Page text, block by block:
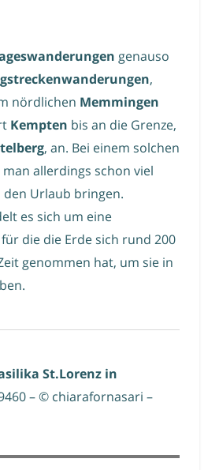
genauso
,
nördlichen Memmingen
Kempten bis an die Grenze,
, an. Bei einem solchen
allerdings schon viel
Urlaub bringen.
es sich um eine
die die Erde sich rund 200
genommen hat, um sie in
St.Lorenz in
– © chiarafornasari –